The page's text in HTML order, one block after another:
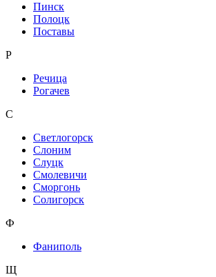
Пинск
Полоцк
Поставы
Р
Речица
Рогачев
С
Светлогорск
Слоним
Слуцк
Смолевичи
Сморгонь
Солигорск
Ф
Фаниполь
Щ